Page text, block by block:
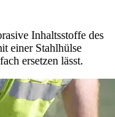
Inhaltsstoffe des
einer Stahlhülse
ersetzen lässt.